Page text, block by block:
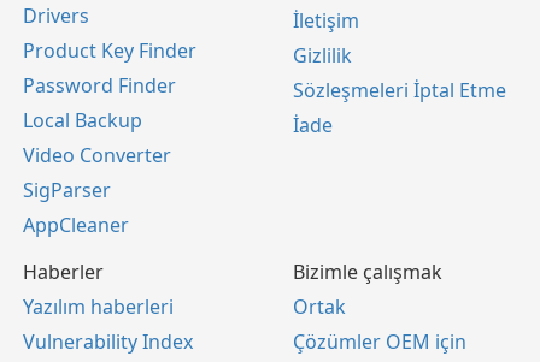
Drivers
Product Key Finder
Password Finder
Local Backup
Video Converter
SigParser
AppCleaner
İletişim
Gizlilik
Sözleşmeleri İptal Etme
İade
Haberler
Yazılım haberleri
Vulnerability Index
Bizimle çalışmak
Ortak
Çözümler OEM için